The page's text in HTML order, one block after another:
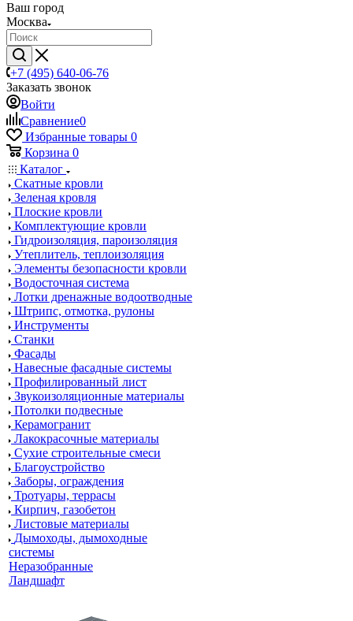
Ваш город
Москва
+7 (495) 640-06-76
Заказать звонок
Войти
Сравнение0
Избранные товары 0
Корзина 0
Каталог
Скатные кровли
Зеленая кровля
Плоские кровли
Комплектующие кровли
Гидроизоляция, пароизоляция
Утеплитель, теплоизоляция
Элементы безопасности кровли
Водосточная система
Лотки дренажные водоотводные
Штрипс, отмотка, рулоны
Инструменты
Станки
Фасады
Навесные фасадные системы
Профилированный лист
Звукоизоляционные материалы
Потолки подвесные
Керамогранит
Лакокрасочные материалы
Сухие строительные смеси
Благоустройство
Заборы, ограждения
Тротуары, террасы
Кирпич, газобетон
Листовые материалы
Дымоходы, дымоходные
системы
Неразобранные
Ландшафт